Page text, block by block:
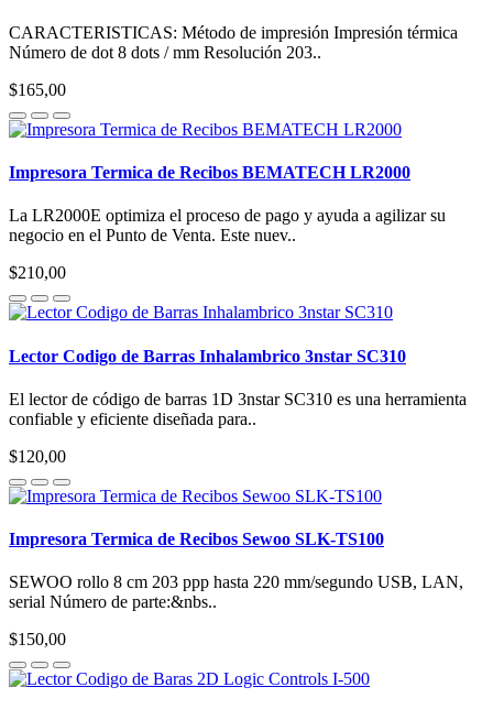
CARACTERISTICAS: Método de impresión Impresión térmica
Número de dot 8 dots / mm Resolución 203..
$165,00
Impresora Termica de Recibos BEMATECH LR2000
La LR2000E optimiza el proceso de pago y ayuda a agilizar su
negocio en el Punto de Venta. Este nuev..
$210,00
Lector Codigo de Barras Inhalambrico 3nstar SC310
El lector de código de barras 1D 3nstar SC310 es una herramienta
confiable y eficiente diseñada para..
$120,00
Impresora Termica de Recibos Sewoo SLK-TS100
SEWOO rollo 8 cm 203 ppp hasta 220 mm/segundo USB, LAN,
serial Número de parte:&nbs..
$150,00